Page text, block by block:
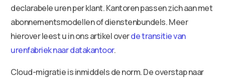
declarabele uren per klant. Kantoren passen zich aan met
abonnementsmodellen of dienstenbundels. Meer
hierover leest u in ons artikel overde transitie van
urenfabriek naar datakantoor.
Cloud-migratie is inmiddels de norm. De overstap naar